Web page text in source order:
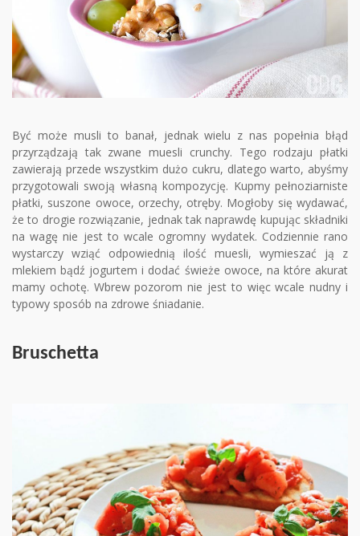
Być może musli to banał, jednak wielu z nas popełnia błąd
przyrządzają tak zwane muesli crunchy. Tego rodzaju płatki
zawierają przede wszystkim dużo cukru, dlatego warto, abyśmy
przygotowali swoją własną kompozycję. Kupmy pełnoziarniste
płatki, suszone owoce, orzechy, otręby. Mogłoby się wydawać,
że to drogie rozwiązanie, jednak tak naprawdę kupując składniki
na wagę nie jest to wcale ogromny wydatek. Codziennie rano
wystarczy wziąć odpowiednią ilość muesli, wymieszać ją z
mlekiem bądź jogurtem i dodać świeże owoce, na które akurat
mamy ochotę. Wbrew pozorom nie jest to więc wcale nudny i
typowy sposób na zdrowe śniadanie.
Bruschetta